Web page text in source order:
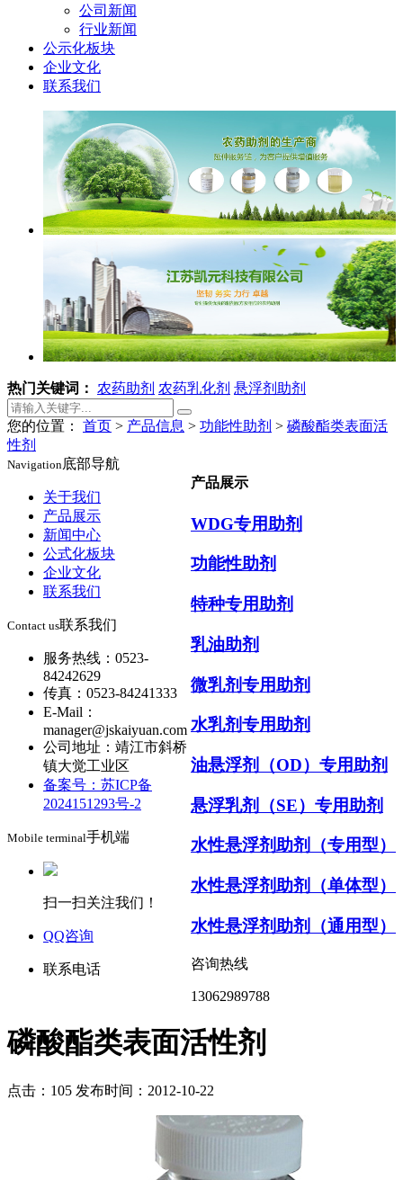
公司新闻
行业新闻
公示化板块
企业文化
联系我们
热门关键词： 农药助剂 农药乳化剂 悬浮剂助剂
您的位置： 首页 > 产品信息 > 功能性助剂 > 磷酸酯类表面活
性剂
产品展示
WDG专用助剂
功能性助剂
特种专用助剂
乳油助剂
微乳剂专用助剂
水乳剂专用助剂
油悬浮剂（OD）专用助剂
悬浮乳剂（SE）专用助剂
水性悬浮剂助剂（专用型）
水性悬浮剂助剂（单体型）
水性悬浮剂助剂（通用型）
咨询热线
13062989788
磷酸酯类表面活性剂
点击：105 发布时间：2012-10-22
Navigation底部导航
关于我们
产品展示
新闻中心
公式化板块
企业文化
联系我们
Contact us联系我们
服务热线：0523-
84242629
传真：0523-84241333
E-Mail：
manager@jskaiyuan.com
公司地址：靖江市斜桥
镇大觉工业区
备案号：苏ICP备
2024151293号-2
Mobile terminal手机端
扫一扫关注我们！
QQ咨询
联系电话